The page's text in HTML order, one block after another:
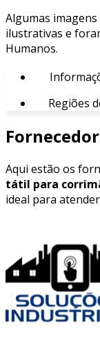
Algumas
ilustrativas e
Humanos.
Regiões
Aqui estão os
tátil para
ideal para